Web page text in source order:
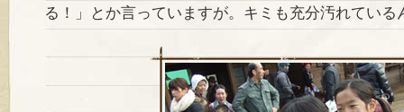
る！」とか言っていますが。キミも充分汚れている